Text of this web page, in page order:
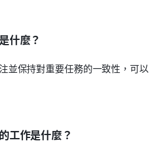
什麼？
並保持對重要任務的一致性，可以
工作是什麼？